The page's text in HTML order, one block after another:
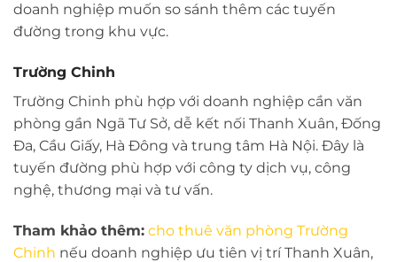
doanh nghiệp muốn so sánh thêm các tuyến
đường trong khu vực.
Trường Chinh
Trường Chinh phù hợp với doanh nghiệp cần văn
phòng gần Ngã Tư Sở, dễ kết nối Thanh Xuân, Đống
Đa, Cầu Giấy, Hà Đông và trung tâm Hà Nội. Đây là
tuyến đường phù hợp với công ty dịch vụ, công
nghệ, thương mại và tư vấn.
Tham khảo thêm: cho thuê văn phòng Trường
Chinh nếu doanh nghiệp ưu tiên vị trí Thanh Xuân,